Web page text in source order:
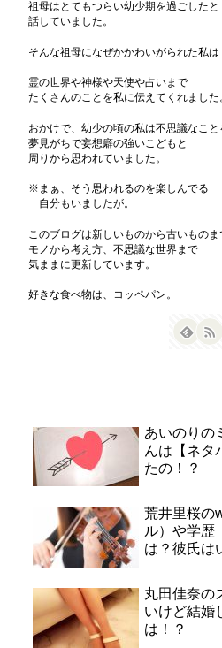
祖母はとてもつらい幼少期を過ごしたと
話していました。
そんな祖母になぜかかわいがられた私は
霊の世界や神様や天使や占いまで
たくさんのことを私に伝えてくれました
おかけで、幼少の頃の私は不思議なこと
夢見がちで妄想癖の強いこどもと
周りから思われていました。
※まぁ、そう思われるのを楽しんでる
自分もいましたが。
このブログは新しいものから古いものま
モノから考え方、不思議な世界まで
気ままに更新しています。
好きな食べ物は、コッペパン。
あいのりの
んは【ネタ
たの！？
荒井里桜の
ル）や学歴
は？彼氏は
丸田佳奈の
いけど結婚
は！？